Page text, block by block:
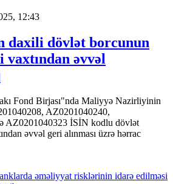
12:43
daxili dövlət borcunun
vaxtından əvvəl
Fond Birjası"nda Maliyyə Nazirliyinin
AZ0201040240,
AZ0201040323 İSİN kodlu dövlət
əvvəl geri alınması üzrə hərrac